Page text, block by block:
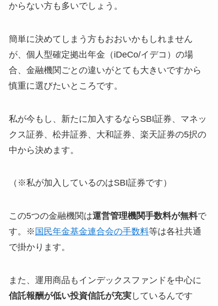
からない方も多いでしょう。
簡単に決めてしまう方もおおいかもしれません
が、個人型確定拠出年金（iDeCo/イデコ）の場
合、金融機関ごとの違いがとても大きいですから
慎重に選びたいところです。
私が今もし、新たに加入するならSBI証券、マネッ
クス証券、松井証券、大和証券、楽天証券の5択の
中から決めます。
（※私が加入しているのはSBI証券です）
この5つの金融機関は運営管理機関手数料が無料で
す。※ 国民年金基金連合会の手数料等は各社共通
で掛かります。
また、運用商品も インデックスファンドを中心に
信託報酬が低い投資信託が充実しているんです